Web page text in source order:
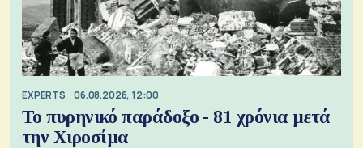
EXPERTS 06.08.2026, 12:00
Το πυρηνικό παράδοξο - 81 χρόνια μετά
την Χιροσίμα